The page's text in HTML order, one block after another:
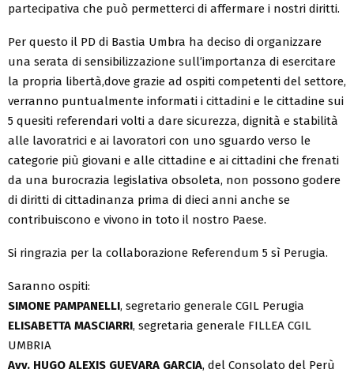
partecipativa che può permetterci di affermare i nostri diritti.
Per questo il PD di Bastia Umbra ha deciso di organizzare
una serata di sensibilizzazione sull’importanza di esercitare
la propria libertà,dove grazie ad ospiti competenti del settore,
verranno puntualmente informati i cittadini e le cittadine sui
5 quesiti referendari volti a dare sicurezza, dignità e stabilità
alle lavoratrici e ai lavoratori con uno sguardo verso le
categorie più giovani e alle cittadine e ai cittadini che frenati
da una burocrazia legislativa obsoleta, non possono godere
di diritti di cittadinanza prima di dieci anni anche se
contribuiscono e vivono in toto il nostro Paese.
Si ringrazia per la collaborazione Referendum 5 sì Perugia.
Saranno ospiti:
SIMONE PAMPANELLI, segretario generale CGIL Perugia
ELISABETTA MASCIARRI, segretaria generale FILLEA CGIL
UMBRIA
Avv. HUGO ALEXIS GUEVARA GARCIA, del Consolato del Perù